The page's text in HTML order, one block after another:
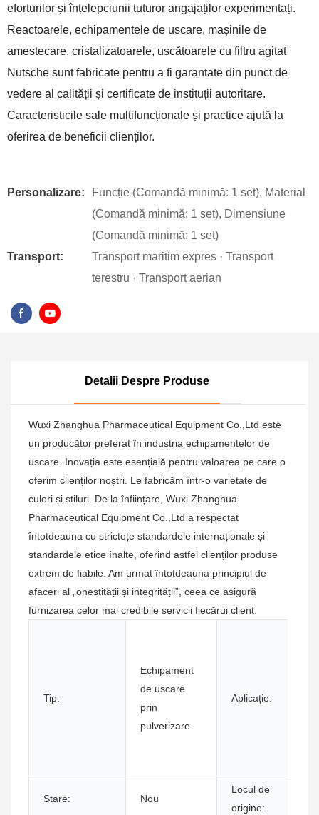
eforturilor și înțelepciunii tuturor angajaților experimentați.
Reactoarele, echipamentele de uscare, mașinile de
amestecare, cristalizatoarele, uscătoarele cu filtru agitat
Nutsche sunt fabricate pentru a fi garantate din punct de
vedere al calității și certificate de instituții autoritare.
Caracteristicile sale multifuncționale și practice ajută la
oferirea de beneficii clienților.
Personalizare:
Funcție (Comandă minimă: 1 set), Material
(Comandă minimă: 1 set), Dimensiune
(Comandă minimă: 1 set)
Transport:
Transport maritim expres · Transport
terestru · Transport aerian
Detalii Despre Produse
Wuxi Zhanghua Pharmaceutical Equipment Co.,Ltd este
un producător preferat în industria echipamentelor de
uscare. Inovația este esențială pentru valoarea pe care o
oferim clienților noștri. Le fabricăm într-o varietate de
culori și stiluri. De la înființare, Wuxi Zhanghua
Pharmaceutical Equipment Co.,Ltd a respectat
întotdeauna cu strictețe standardele internaționale și
standardele etice înalte, oferind astfel clienților produse
extrem de fiabile. Am urmat întotdeauna principiul de
afaceri al „onestității și integrității”, ceea ce asigură
furnizarea celor mai credibile servicii fiecărui client.
Tip:
Echipament
de uscare
prin
pulverizare
Aplicație:
Stare: Nou
Locul de
origine: